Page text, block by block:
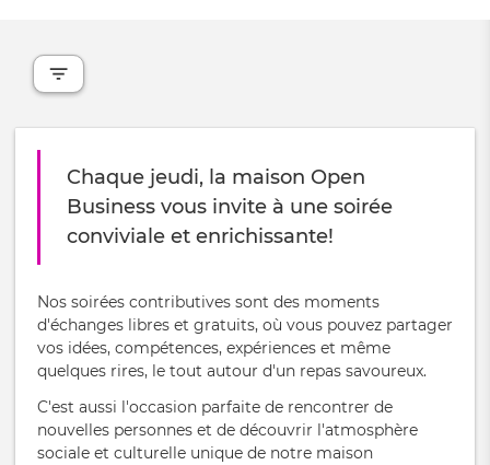
Chaque jeudi, la maison Open
Business vous invite à une soirée
conviviale et enrichissante!
Nos soirées contributives sont des moments
d'échanges libres et gratuits, où vous pouvez partager
vos idées, compétences, expériences et même
quelques rires, le tout autour d'un repas savoureux.
C'est aussi l'occasion parfaite de rencontrer de
nouvelles personnes et de découvrir l'atmosphère
sociale et culturelle unique de notre maison